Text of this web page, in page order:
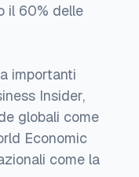
il 60% delle
importanti
Insider,
globali come
Economic
come la